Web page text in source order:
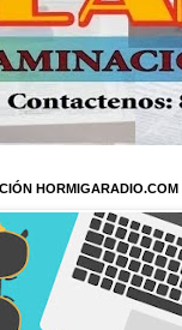
HORMIGARADIO.COM